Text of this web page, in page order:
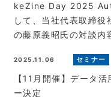
keZine Day 2025
して、当社代表取締
の藤原義昭氏の対談内
2025.11.06 セミナー
【11月開催】データ
ー決定